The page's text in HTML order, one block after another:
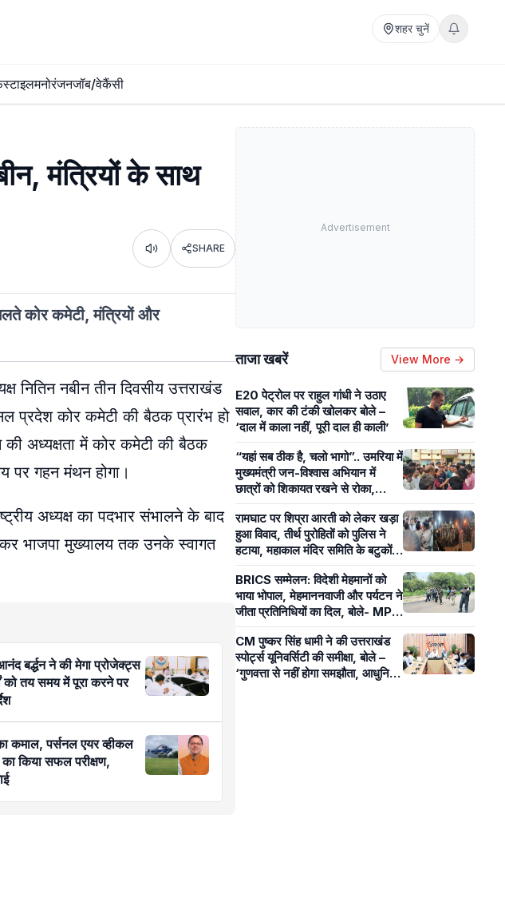
शहर चुनें
मनोरंजनजॉब/वेकैंसी
मंत्रियों के साथ
Listen SHARE
कोर कमेटी, मंत्रियों और
नितिन नबीन तीन दिवसीय उत्तराखंड
प्रदेश कोर कमेटी की बैठक प्रारंभ हो
की अध्यक्षता में कोर कमेटी की बैठक
पर गहन मंथन होगा।
अध्यक्ष का पदभार संभालने के बाद
भाजपा मुख्यालय तक उनके स्वागत
बर्द्धन ने की मेगा प्रोजेक्ट्स
को तय समय में पूरा करने पर
कमाल, पर्सनल एयर व्हीकल
किया सफल परीक्षण,
Advertisement
ताजा खबरें View More →
E20 पेट्रोल पर राहुल गांधी ने उठाए
सवाल, कार की टंकी खोलकर बोले –
‘दाल में काला नहीं, पूरी दाल ही काली’
“यहां सब ठीक है, चलो भागो”.. उमरिया में
मुख्यमंत्री जन-विश्वास अभियान में
छात्रों को शिकायत रखने से रोका,
पंचायत सचिव पर लगे आरोप
रामघाट पर शिप्रा आरती को लेकर खड़ा
हुआ विवाद, तीर्थ पुरोहितों को पुलिस ने
हटाया, महाकाल मंदिर समिति के बटुकों ने
कराई आरती
BRICS सम्मेलन: विदेशी मेहमानों को
भाया भोपाल, मेहमाननवाजी और पर्यटन ने
जीता प्रतिनिधियों का दिल, बोले- MP
का आतिथ्य हमेशा रहेगा याद
CM पुष्कर सिंह धामी ने की उत्तराखंड
स्पोर्ट्स यूनिवर्सिटी की समीक्षा, बोले –
‘गुणवत्ता से नहीं होगा समझौता, आधुनिक